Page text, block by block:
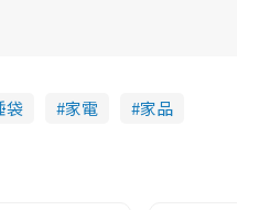
袋 家電 家品